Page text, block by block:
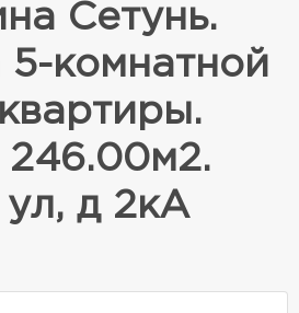
Сетунь.
комнатной
д 2кА